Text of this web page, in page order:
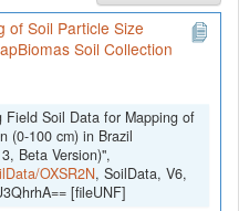
of Soil Particle Size
Soil Collection
Field Soil Data for Mapping of
(0-100 cm) in Brazil
Beta Version)",
OXSR2N, SoilData, V6,
[fileUNF]